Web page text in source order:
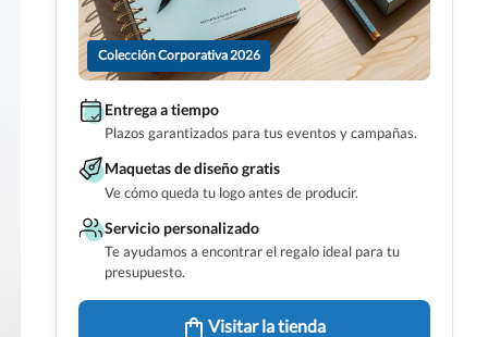
Colección Corporativa 2026
Entrega a tiempo
Plazos garantizados para tus eventos y campañas.
Maquetas de diseño gratis
Ve cómo queda tu logo antes de producir.
Servicio personalizado
Te ayudamos a encontrar el regalo ideal para tu
presupuesto.
Visitar la tienda